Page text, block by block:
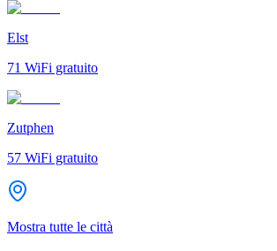
Elst
71 WiFi gratuito
Zutphen
57 WiFi gratuito
Mostra tutte le città